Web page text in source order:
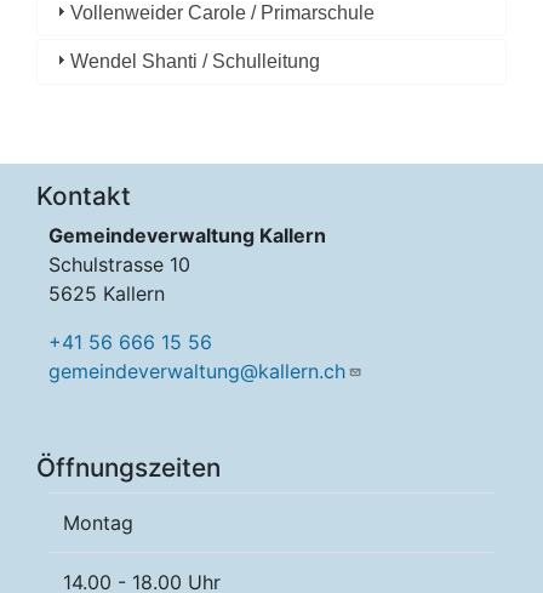
Vollenweider Carole / Primarschule
Wendel Shanti / Schulleitung
Kontakt
Gemeindeverwaltung Kallern
Schulstrasse 10
5625 Kallern
+41 56 666 15 56
gemeindeverwaltung@kallern.ch
Öffnungszeiten
Montag
14.00 - 18.00 Uhr